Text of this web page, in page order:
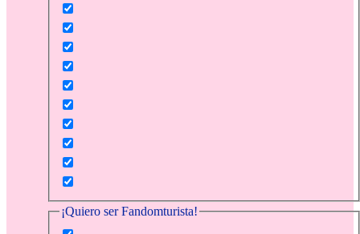
¡Quiero ser Fandomturista!